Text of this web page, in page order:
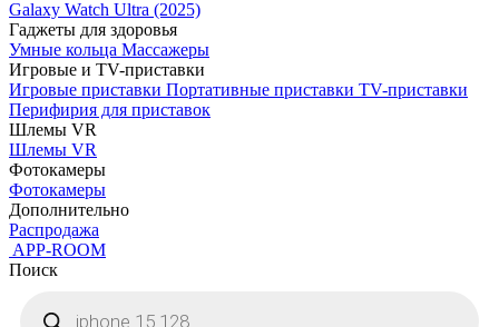
Galaxy Watch Ultra (2025)
Гаджеты для здоровья
Умные кольца Массажеры
Игровые и TV-приставки
Игровые приставки Портативные приставки TV-приставки
Перифирия для приставок
Шлемы VR
Шлемы VR
Фотокамеры
Фотокамеры
Дополнительно
Распродажа
APP-ROOM
Поиск
товаров